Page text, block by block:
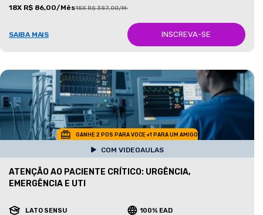
18X R$ 86,00/Mês18X R$ 387,00/Mês
SAIBA MAIS INSCREVA-SE
GANHE 2 POS PARA VOCE +1 PARA UM AMIGO
COM VIDEOAULAS
ATENÇÃO AO PACIENTE CRÍTICO: URGÊNCIA,
EMERGÊNCIA E UTI
LATO SENSU 100% EAD